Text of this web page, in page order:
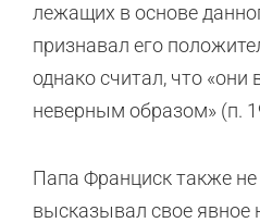
лежащих в основе
признавал его
однако считал, что
неверным образом» (п.
Папа Франциск также не
высказывал свое явное